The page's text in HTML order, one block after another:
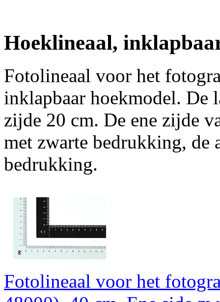
Hoeklineaal,
Fotolineaal voor het
inklapbaar hoekmodel. De
zijde 20 cm. De ene zijde
met zwarte bedrukking, de
bedrukking.
Fotolineaal voor het